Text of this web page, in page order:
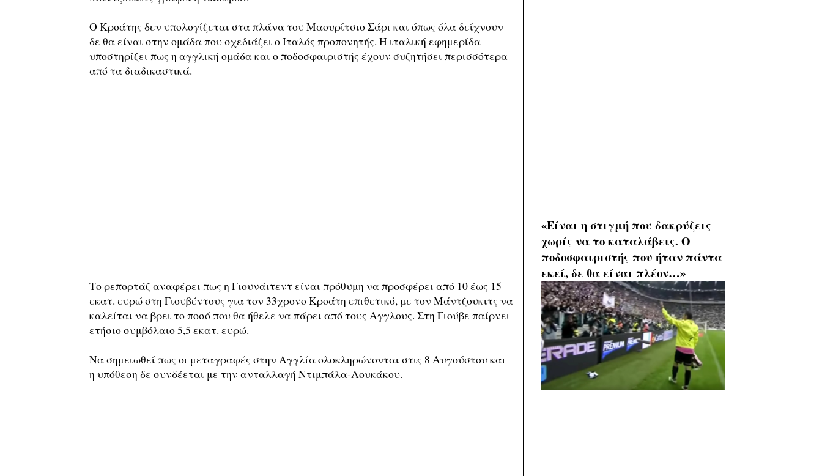
Ο Κροάτης δεν υπολογίζεται στα πλάνα του Μαουρίτσιο Σάρι και όπως όλα δείχνουν
δε θα είναι στην ομάδα που σχεδιάζει ο Ιταλός προπονητής. Η ιταλική εφημερίδα
υποστηρίζει πως η αγγλική ομάδα και ο ποδοσφαιριστής έχουν συζητήσει περισσότερα
από τα διαδικαστικά.
Το ρεπορτάζ αναφέρει πως η Γιουνάιτεντ είναι πρόθυμη να προσφέρει από 10 έως 15
εκατ. ευρώ στη Γιουβέντους για τον 33χρονο Κροάτη επιθετικό, με τον Μάντζουκιτς να
καλείται να βρει το ποσό που θα ήθελε να πάρει από τους Αγγλους. Στη Γιούβε παίρνει
ετήσιο συμβόλαιο 5,5 εκατ. ευρώ.
Να σημειωθεί πως οι μεταγραφές στην Αγγλία ολοκληρώνονται στις 8 Αυγούστου και
η υπόθεση δε συνδέεται με την ανταλλαγή Ντιμπάλα-Λουκάκου.
«Είναι η στιγμή που δακρύζεις
χωρίς να το καταλάβεις. Ο
ποδοσφαιριστής που ήταν πάντα
εκεί, δε θα είναι πλέον…»